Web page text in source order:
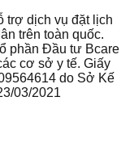
trợ dịch vụ đặt lịch
trên toàn quốc.
phần Đầu tư Bcare
cơ sở y tế. Giấy
do Sở Kế
03/2021